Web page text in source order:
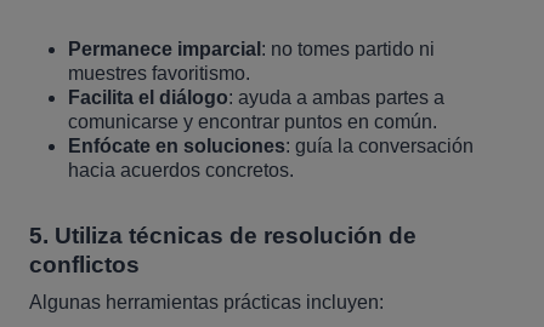
Permanece imparcial : no tomes partido ni
muestres favoritismo.
Facilita el diálogo: ayuda a ambas partes a
comunicarse y encontrar puntos en común.
Enfócate en soluciones: guía la conversación
hacia acuerdos concretos.
5. Utiliza técnicas de resolución de
conflictos
Algunas herramientas prácticas incluyen: